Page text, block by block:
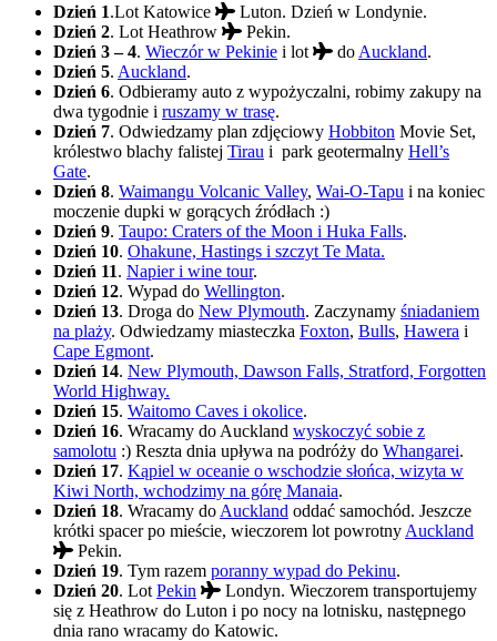
Dzień 1.Lot Katowice
Luton. Dzień w Londynie.
Dzień 2. Lot Heathrow
Pekin.
Dzień 3 – 4. Wieczór w Pekinie i lot do Auckland.
Dzień 5. Auckland.
Dzień 6. Odbieramy auto z wypożyczalni, robimy zakupy na
dwa tygodnie i ruszamy w trasę.
Dzień 7. Odwiedzamy plan zdjęciowy Hobbiton Movie Set,
królestwo blachy falistej Tirau i park geotermalny Hell’s
Gate.
Dzień 8. Waimangu Volcanic Valley, Wai-O-Tapu i na koniec
moczenie dupki w gorących źródłach :)
Dzień 9. Taupo: Craters of the Moon i Huka Falls.
Dzień 10. Ohakune, Hastings i szczyt Te Mata.
Dzień 11. Napier i wine tour.
Dzień 12. Wypad do Wellington.
Dzień 13. Droga do New Plymouth. Zaczynamy śniadaniem
na plaży. Odwiedzamy miasteczka Foxton, Bulls, Hawera i
Cape Egmont.
Dzień 14. New Plymouth, Dawson Falls, Stratford, Forgotten
World Highway.
Dzień 15. Waitomo Caves i okolice.
Dzień 16. Wracamy do Auckland wyskoczyć sobie z
samolotu :) Reszta dnia upływa na podróży do Whangarei.
Dzień 17. Kąpiel w oceanie o wschodzie słońca, wizyta w
Kiwi North, wchodzimy na górę Manaia.
Dzień 18. Wracamy do Auckland oddać samochód. Jeszcze
krótki spacer po mieście, wieczorem lot powrotny Auckland
Pekin.
Dzień 19. Tym razem poranny wypad do Pekinu.
Dzień 20. Lot Pekin
Londyn. Wieczorem transportujemy
się z Heathrow do Luton i po nocy na lotnisku, następnego
dnia rano wracamy do Katowic.